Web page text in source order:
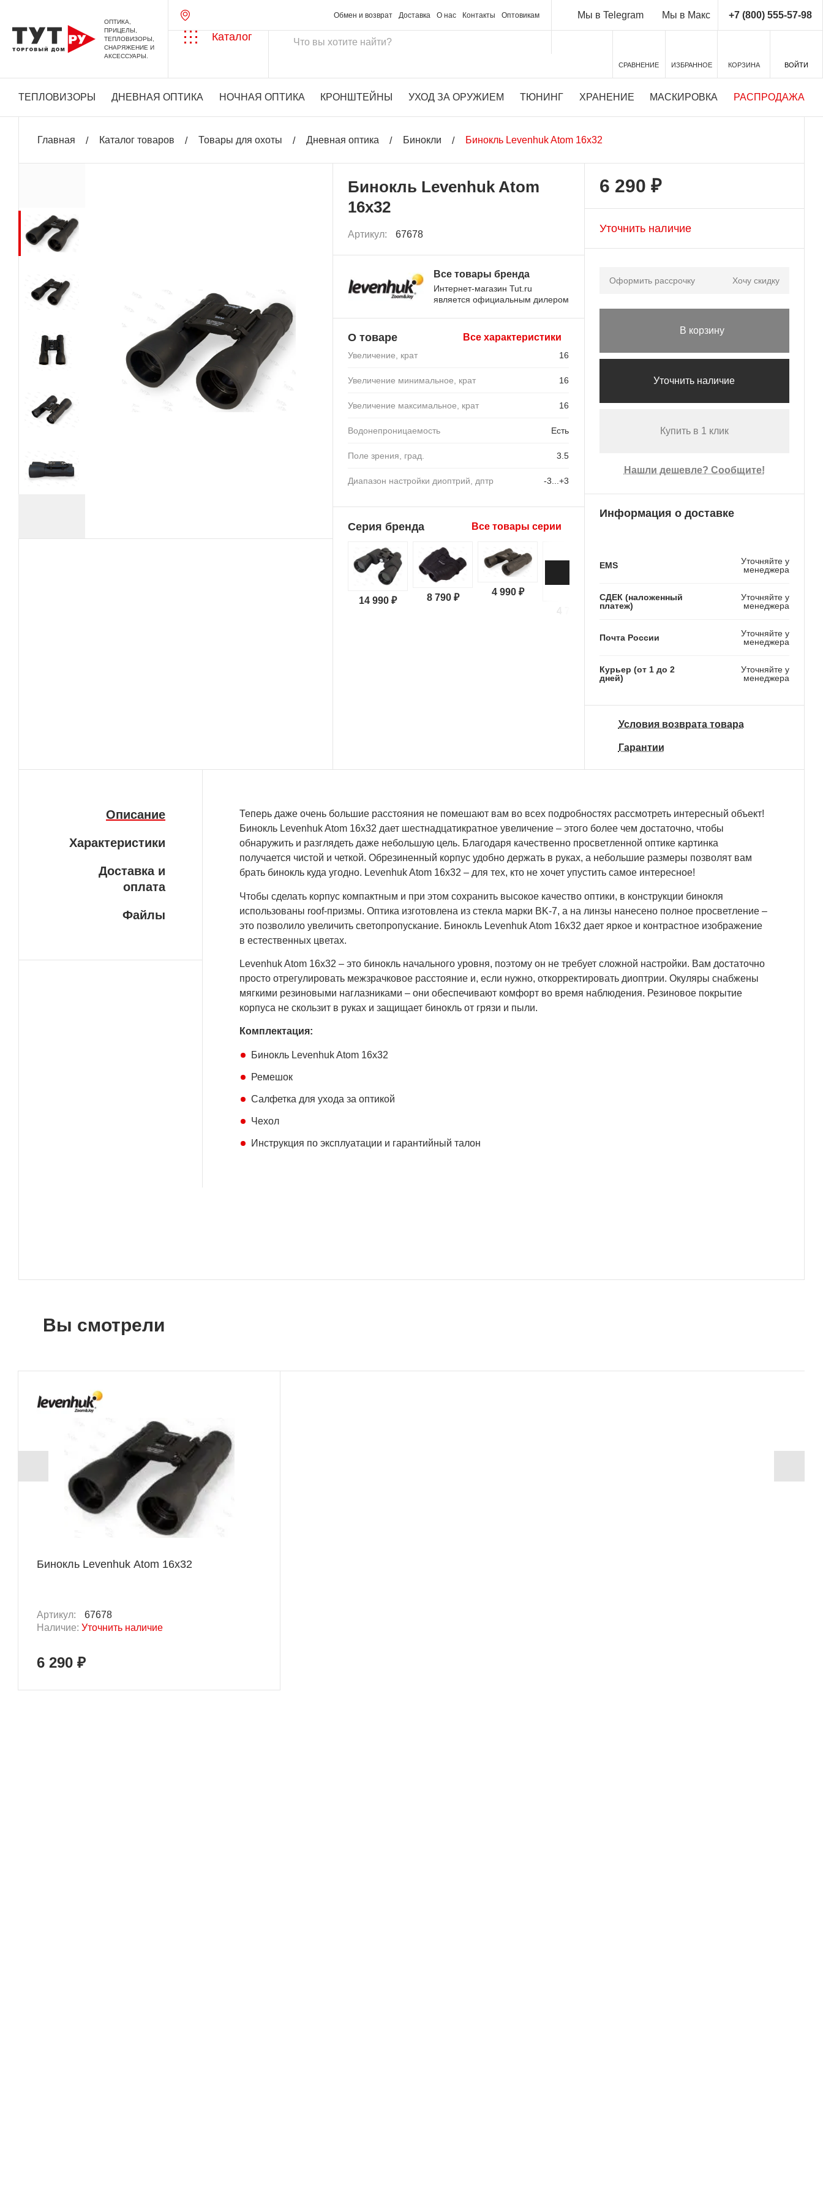
ОПТИКА,
ПРИЦЕЛЫ,
ТЕПЛОВИЗОРЫ,
СНАРЯЖЕНИЕ И
АКСЕССУАРЫ.
Обмен и возврат Доставка О нас Контакты Оптовикам Мы в Telegram Мы в Макс +7 (800) 555-57-98
Каталог
СРАВНЕНИЕ ИЗБРАННОЕ КОРЗИНА ВОЙТИ
ТЕПЛОВИЗОРЫ ДНЕВНАЯ ОПТИКА НОЧНАЯ ОПТИКА КРОНШТЕЙНЫ УХОД ЗА ОРУЖИЕМ ТЮНИНГ ХРАНЕНИЕ МАСКИРОВКА РАСПРОДАЖА
Главная Каталог товаров Товары для охоты Дневная оптика Бинокли Бинокль Levenhuk Atom 16x32
Бинокль Levenhuk Atom
16x32
Артикул: 67678
Все товары бренда
Интернет-магазин Tut.ru
является официальным дилером
О товаре Все характеристики
Увеличение, крат 16
Увеличение минимальное, крат 16
Увеличение максимальное, крат 16
Водонепроницаемость Есть
Поле зрения, град. 3.5
Диапазон настройки диоптрий, дптр -3...+3
Серия бренда Все товары серии
14 990 ₽ 8 790 ₽
4 990 ₽
4 790 ₽
4 290 ₽
6 290 ₽
Уточнить наличие
Оформить рассрочку Хочу скидку
В корзину
Уточнить наличие
Купить в 1 клик
Нашли дешевле? Сообщите!
Информация о доставке
EMS
Уточняйте у
менеджера
СДЕК (наложенный
платеж)
Уточняйте у
менеджера
Почта России
Уточняйте у
менеджера
Курьер (от 1 до 2
дней)
Уточняйте у
менеджера
Условия возврата товара
Гарантии
Описание
Характеристики
Доставка и
оплата
Файлы
Теперь даже очень большие расстояния не помешают вам во всех подробностях рассмотреть интересный объект!
Бинокль Levenhuk Atom 16x32 дает шестнадцатикратное увеличение – этого более чем достаточно, чтобы
обнаружить и разглядеть даже небольшую цель. Благодаря качественно просветленной оптике картинка
получается чистой и четкой. Обрезиненный корпус удобно держать в руках, а небольшие размеры позволят вам
брать бинокль куда угодно. Levenhuk Atom 16x32 – для тех, кто не хочет упустить самое интересное!
Чтобы сделать корпус компактным и при этом сохранить высокое качество оптики, в конструкции бинокля
использованы roof-призмы. Оптика изготовлена из стекла марки BK-7, а на линзы нанесено полное просветление –
это позволило увеличить светопропускание. Бинокль Levenhuk Atom 16x32 дает яркое и контрастное изображение
в естественных цветах.
Levenhuk Atom 16x32 – это бинокль начального уровня, поэтому он не требует сложной настройки. Вам достаточно
просто отрегулировать межзрачковое расстояние и, если нужно, откорректировать диоптрии. Окуляры снабжены
мягкими резиновыми наглазниками – они обеспечивают комфорт во время наблюдения. Резиновое покрытие
корпуса не скользит в руках и защищает бинокль от грязи и пыли.
Комплектация:
Бинокль Levenhuk Atom 16x32
Ремешок
Салфетка для ухода за оптикой
Чехол
Инструкция по эксплуатации и гарантийный талон
Вы смотрели
Бинокль Levenhuk Atom 16x32
Артикул:
67678
Наличие: Уточнить наличие
6 290 ₽